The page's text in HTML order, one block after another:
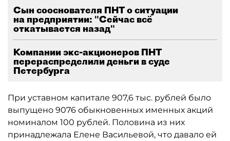
Сын сооснователя ПНТ о ситуации
на предприятии: "Сейчас всё
откатывается назад"
Компании экс-акционеров ПНТ
перераспределили деньги в суде
Петербурга
При уставном капитале 907,6 тыс. рублей было
выпущено 9076 обыкновенных именных акций
номиналом 100 рублей. Половина из них
принадлежала Елене Васильевой, что давало ей